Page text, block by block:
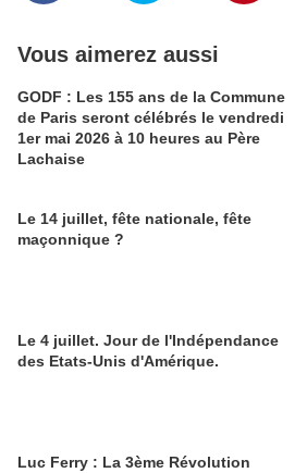
Vous aimerez aussi
GODF : Les 155 ans de la Commune
de Paris seront célébrés le vendredi
1er mai 2026 à 10 heures au Père
Lachaise
Le 14 juillet, fête nationale, fête
maçonnique ?
Le 4 juillet. Jour de l'Indépendance
des Etats-Unis d'Amérique.
Luc Ferry : La 3ème Révolution